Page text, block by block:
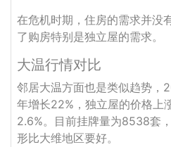
在危机时期，住房的需求并没
了购房特别是独立屋的需求。
大温行情对比
邻居大温方面也是类似趋势，
年增长22%，独立屋的价格上
2.6%。目前挂牌量为8538套
形比大维地区要好。